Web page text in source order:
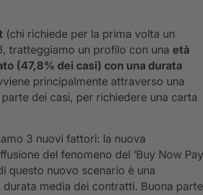
(chi richiede per la prima volta un
tratteggiamo un profilo con una età
(47,8% dei casi) con una durata
principalmente attraverso una
dei casi, per richiedere una carta
3 nuovi fattori: la nuova
del fenomeno del ‘Buy Now Pay
questo nuovo scenario è una
media dei contratti. Buona parte